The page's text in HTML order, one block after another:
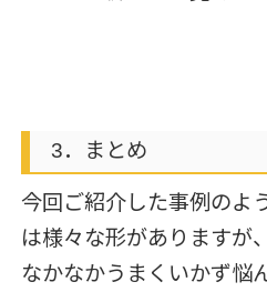
3．まとめ
今回ご紹介した事例のよ
は様々な形がありますが、
なかなかうまくいかず悩